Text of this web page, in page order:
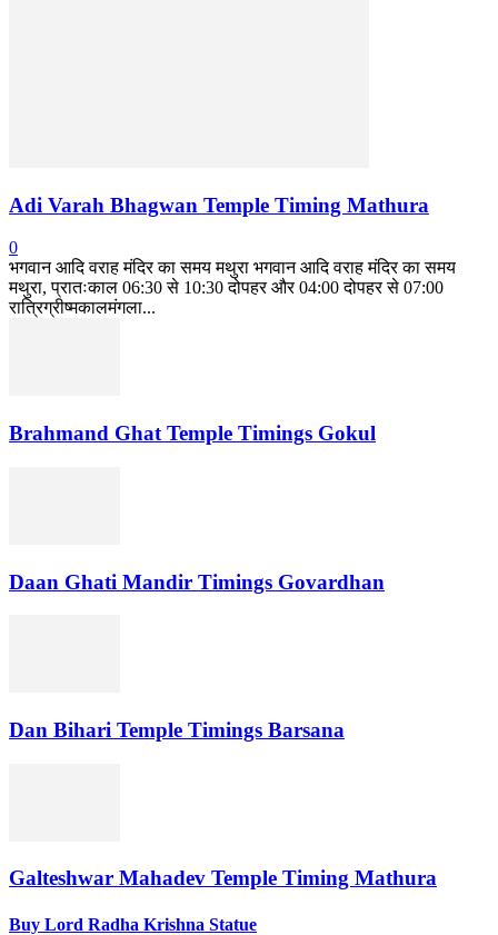
Adi Varah Bhagwan Temple Timing Mathura
0
भगवान आदि वराह मंदिर का समय मथुरा भगवान आदि वराह मंदिर का समय
मथुरा, प्रातःकाल 06:30 से 10:30 दोपहर और 04:00 दोपहर से 07:00
रात्रिग्रीष्मकालमंगला...
Brahmand Ghat Temple Timings Gokul
Daan Ghati Mandir Timings Govardhan
Dan Bihari Temple Timings Barsana
Galteshwar Mahadev Temple Timing Mathura
Buy Lord Radha Krishna Statue